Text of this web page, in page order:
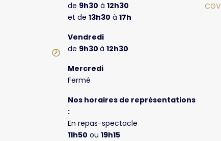
de 9h30 à 12h30
et de 13h30 à 17h
Vendredi
de 9h30 à 12h30
Mercredi
Fermé
Nos horaires de représentations
:
En repas-spectacle
11h50 ou 19h15
CGV